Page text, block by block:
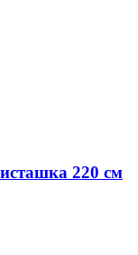
220 см